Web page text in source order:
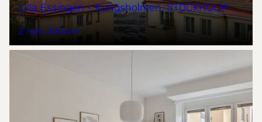
Lilla Essingen - Kungsholmen, STOCKHOLM
2 rum 43 kvm